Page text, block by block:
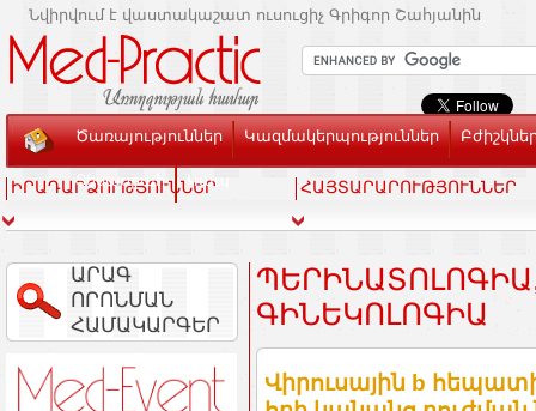
Նվիրվում է վաստակաշատ ուսուցիչ Գրիգոր Շահյանին
Ծառայություններ Կազմակերպություններ
Տեսասրահ Կապ
ԻՐԱԴԱՐՁՈՒԹՅՈՒՆՆԵՐ ՀԱՅՏԱՐԱՐՈՒԹՅՈՒՆՆԵՐ
ԱՐԱԳ
ՈՐՈՆՄԱՆ
ՀԱՄԱԿԱՐԳԵՐ
ԻՆԵԿՈԼՈԳԻԱ
Վիրուսային b